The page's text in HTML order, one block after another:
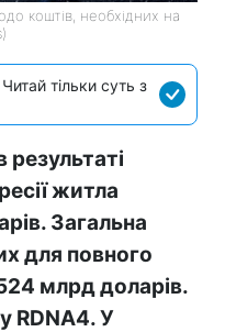
коштів, необхідних на
тільки суть з
житла
Загальна
для повного
млрд доларів.
RDNA4. У